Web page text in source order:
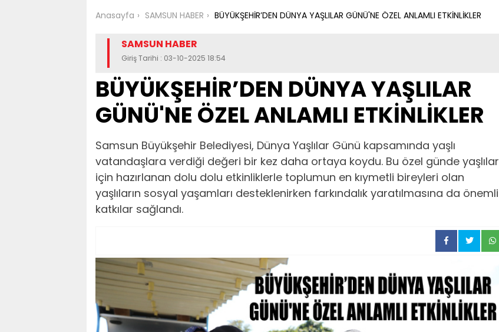
Anasayfa SAMSUN HABER BÜYÜKŞEHİR’DEN DÜNYA YAŞLILAR GÜNÜ'NE ÖZEL ANLAMLI ETKİNLİKLER
SAMSUN HABER
Giriş Tarihi : 03-10-2025 18:54
BÜYÜKŞEHİR’DEN DÜNYA YAŞLILAR
GÜNÜ'NE ÖZEL ANLAMLI ETKİNLİKLER
Samsun Büyükşehir Belediyesi, Dünya Yaşlılar Günü kapsamında yaşlı
vatandaşlara verdiği değeri bir kez daha ortaya koydu. Bu özel günde yaşlılar
için hazırlanan dolu dolu etkinliklerle toplumun en kıymetli bireyleri olan
yaşlıların sosyal yaşamları desteklenirken farkındalık yaratılmasına da önemli
katkılar sağlandı.